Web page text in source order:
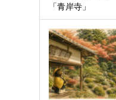
「青岸寺」